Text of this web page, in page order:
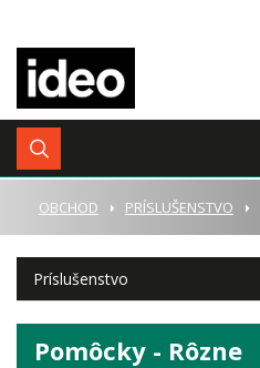
ÚVOD
OBCHOD PRÍSLUŠENSTVO
Príslušenstvo
Pomôcky - Rôzne